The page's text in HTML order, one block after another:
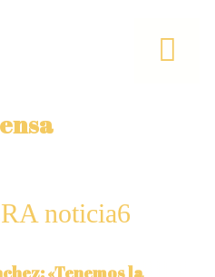
«Tenemos la